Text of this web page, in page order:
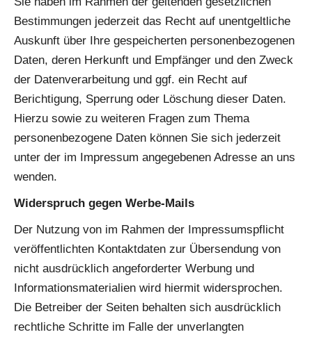
Bestimmungen jederzeit das Recht auf unentgeltliche
Auskunft über Ihre gespeicherten personenbezogenen
Daten, deren Herkunft und Empfänger und den Zweck
der Datenverarbeitung und ggf. ein Recht auf
Berichtigung, Sperrung oder Löschung dieser Daten.
Hierzu sowie zu weiteren Fragen zum Thema
personenbezogene Daten können Sie sich jederzeit
unter der im Impressum angegebenen Adresse an uns
wenden.
Widerspruch gegen Werbe-Mails
Der Nutzung von im Rahmen der Impressumspflicht
veröffentlichten Kontaktdaten zur Übersendung von
nicht ausdrücklich angeforderter Werbung und
Informationsmaterialien wird hiermit widersprochen.
Die Betreiber der Seiten behalten sich ausdrücklich
rechtliche Schritte im Falle der unverlangten